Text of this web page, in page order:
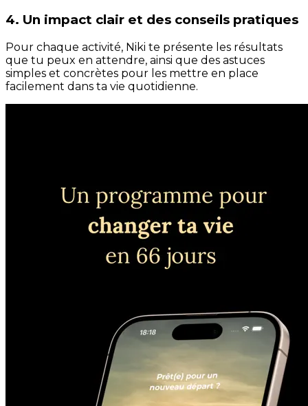
4. Un impact clair et des conseils pratiques
Pour chaque activité, Niki te présente les résultats
que tu peux en attendre, ainsi que des astuces
simples et concrètes pour les mettre en place
facilement dans ta vie quotidienne.